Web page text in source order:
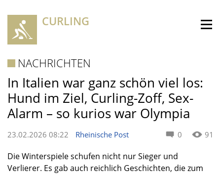
CURLING
NACHRICHTEN
In Italien war ganz schön viel los:
Hund im Ziel, Curling-Zoff, Sex-
Alarm – so kurios war Olympia
0 91
23.02.2026 08:22 Rheinische Post
Die Winterspiele schufen nicht nur Sieger und
Verlierer. Es gab auch reichlich Geschichten, die zum